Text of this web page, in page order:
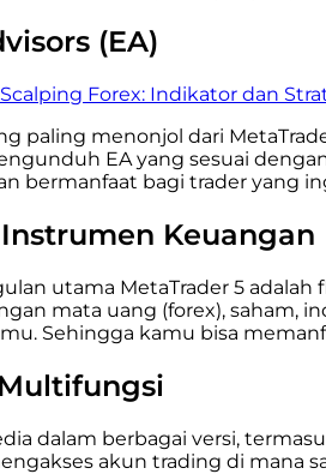
(EA)
Forex: Indikator dan
paling menonjol dari
EA yang sesuai
bermanfaat bagi trader yang
Keuangan
utama MetaTrader 5
mata uang (forex), saham,
Sehingga kamu bisa
dalam berbagai versi,
akun trading di mana